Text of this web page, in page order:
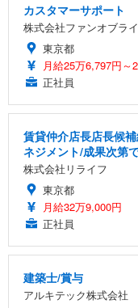
カスタマーサポート
株式会社ファンオブラ
東京都
月給25万6,797円～
正社員
賃貸仲介店長店長候
ネジメント/成果次第
株式会社リライフ
東京都
月給32万9,000円
正社員
建築士/賞与
アルキテック株式会社